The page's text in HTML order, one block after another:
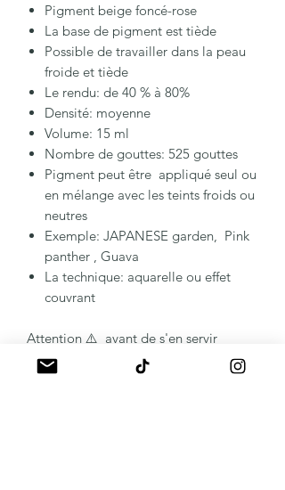
Pigment beige foncé-rose
La base de pigment est tiède
Possible de travailler dans la peau
froide et tiède
Le rendu: de 40 % à 80%
Densité: moyenne
Volume: 15 ml
Nombre de gouttes: 525 gouttes
Pigment peut être appliqué seul ou
en mélange avec les teints froids ou
neutres
Exemple: JAPANESE garden, Pink
panther , Guava
La technique: aquarelle ou effet
couvrant
Attention ⚠️ avant de s'en servir
Veuillez bien secouer le flacon
Le flacon possède le système